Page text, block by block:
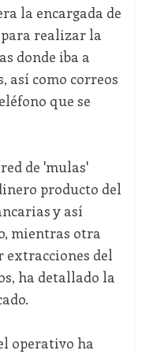
la encargada de
realizar la
donde iba a
así como correos
que se
de 'mulas'
producto del
y así
mientras otra
extracciones del
ha detallado la
operativo ha